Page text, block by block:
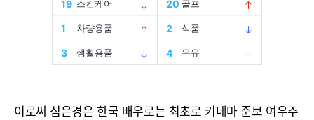
이로써 심은경은 한국 배우로는 최초로 키네마 준보 여우주